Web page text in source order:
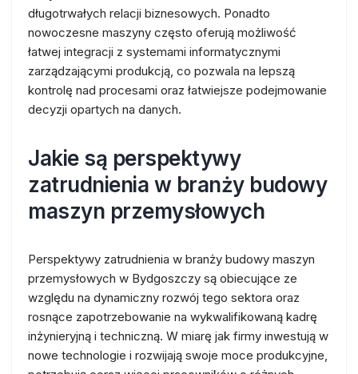
długotrwałych relacji biznesowych. Ponadto
nowoczesne maszyny często oferują możliwość
łatwej integracji z systemami informatycznymi
zarządzającymi produkcją, co pozwala na lepszą
kontrolę nad procesami oraz łatwiejsze podejmowanie
decyzji opartych na danych.
Jakie są perspektywy
zatrudnienia w branży budowy
maszyn przemysłowych
Perspektywy zatrudnienia w branży budowy maszyn
przemysłowych w Bydgoszczy są obiecujące ze
względu na dynamiczny rozwój tego sektora oraz
rosnące zapotrzebowanie na wykwalifikowaną kadrę
inżynieryjną i techniczną. W miarę jak firmy inwestują w
nowe technologie i rozwijają swoje moce produkcyjne,